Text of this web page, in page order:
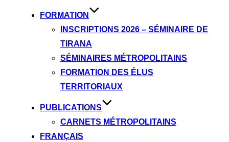
FORMATION
INSCRIPTIONS 2026 – SÉMINAIRE DE
TIRANA
SÉMINAIRES MÉTROPOLITAINS
FORMATION DES ÉLUS
TERRITORIAUX
PUBLICATIONS
CARNETS MÉTROPOLITAINS
FRANÇAIS